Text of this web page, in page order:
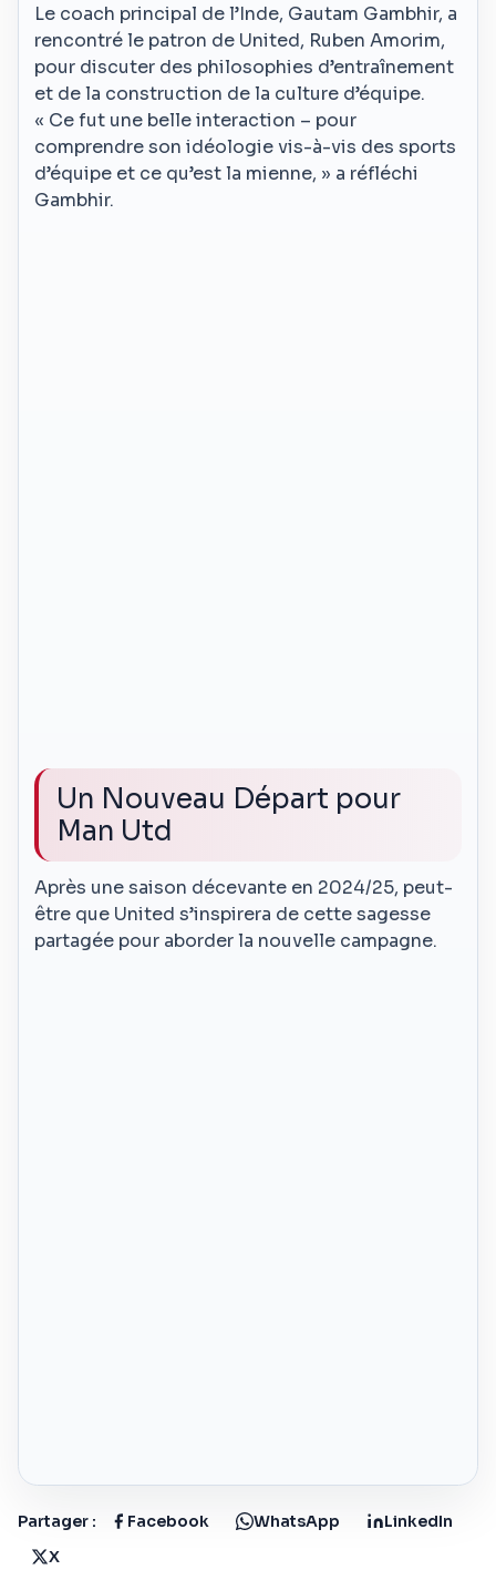
Le coach principal de l’Inde, Gautam Gambhir, a
rencontré le patron de United, Ruben Amorim,
pour discuter des philosophies d’entraînement
et de la construction de la culture d’équipe.
« Ce fut une belle interaction – pour
comprendre son idéologie vis-à-vis des sports
d’équipe et ce qu’est la mienne, » a réfléchi
Gambhir.
Un Nouveau Départ pour
Man Utd
Après une saison décevante en 2024/25, peut-
être que United s’inspirera de cette sagesse
partagée pour aborder la nouvelle campagne.
Partager : Facebook WhatsApp
LinkedIn
X